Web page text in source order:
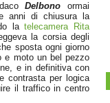
Delbono ormai
anni di chiusura la
latelecamera Rita
la corsia degli
sposta ogni giorno
e moto un bel pezzo
e in definitiva con
contrasta per logica
il traffico in centro